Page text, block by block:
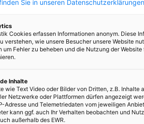
test de autoevaluación al final
de todas las unidades
el28 de febrero de 2027.
Sie in unseren
Cookies erfassen Informationen anonym. Diese
verstehen, wie unsere Besucher unsere Website
um Fehler zu beheben und die Nutzung der Website
Inhalte
wie Text Video oder Bilder von Dritten, z.B. Inhalte
Netzwerke oder Plattformen dürfen angezeigt
Adresse und Telemetriedaten vom jeweiligen
kann ggf. auch Ihr Verhalten beobachten und
außerhalb des EWR.